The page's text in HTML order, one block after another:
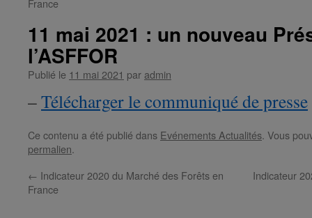
France
11 mai 2021 : un nouveau
l’ASFFOR
Publié le 11 mai 2021 par admin
–Télécharger le communiqué de presse
Ce contenu a été publié dans Evénements Actualités. Vous
permalien.
← Indicateur 2020 du Marché des Forêts en
France
Indicateur